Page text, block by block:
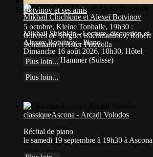
Botvinov et ses amis
5 octobre, Kleine Tonhalle, 19h30 :
Œuvres de Sergueï Rachmaninov, Robert
Schumann et Astor Piazzolla
Plus loin...
Mikhaïl Chichkine et Alexeï Botvinov
Mikhail Shishkin - Lecture, discussion et
Alexey Botvinov - Piano
Dimanche 16 août 2026, 10h30, Hôtel
Hammer (Suisse)
Plus loin...
classiqueAscona - Arcadi Volodos
Récital de piano
le samedi 19 septembre à 19h30 à Ascona